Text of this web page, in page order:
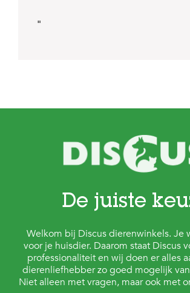
"
De juiste
Welkom bij Discus dierenwinkels. Je
voor je huisdier. Daarom staat Discus
professionaliteit en wij doen er alles
dierenliefhebber zo goed mogelijk
Niet alleen met vragen, maar ook met